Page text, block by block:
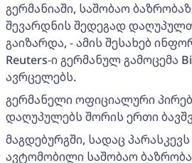
გერმანიაში, საშობაო
შევარდნის შედეგად
გაიზარდა, - ამის შესახებ
Reuters-ი გერმანულ გამოცემა
ავრცელებს.
გერმანელი ოფიციალური
დაღუპულებს შორის ერთი
მაგდებურგში, სადაც
ავტომობილი საშობაო